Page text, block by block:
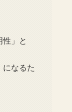
」と
になるた